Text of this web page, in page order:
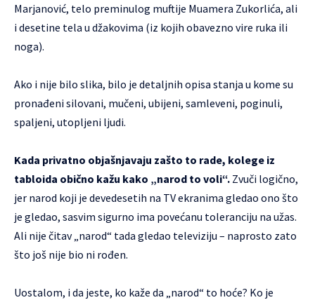
Marjanović, telo preminulog muftije Muamera Zukorlića, ali
i desetine tela u džakovima (iz kojih obavezno vire ruka ili
noga).
Ako i nije bilo slika, bilo je detaljnih opisa stanja u kome su
pronađeni silovani, mučeni, ubijeni, samleveni, poginuli,
spaljeni, utopljeni ljudi.
Kada privatno objašnjavaju zašto to rade, kolege iz
tabloida obično kažu kako „narod to voli“. Zvuči logično,
jer narod koji je devedesetih na TV ekranima gledao ono što
je gledao, sasvim sigurno ima povećanu toleranciju na užas.
Ali nije čitav „narod“ tada gledao televiziju – naprosto zato
što još nije bio ni rođen.
Uostalom, i da jeste, ko kaže da „narod“ to hoće? Ko je